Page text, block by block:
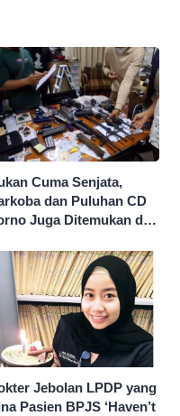
Cuma Senjata,
dan Puluhan CD
Juga Ditemukan di
Jebolan LPDP yang
Pasien BPJS ‘Haven’t